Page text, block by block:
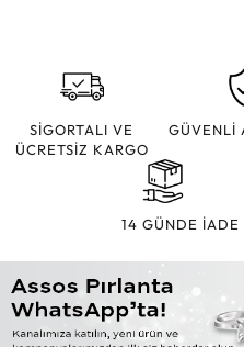
SİGORTALI VE
ÜCRETSİZ KARGO
GÜVENLİ
14 GÜNDE İADE